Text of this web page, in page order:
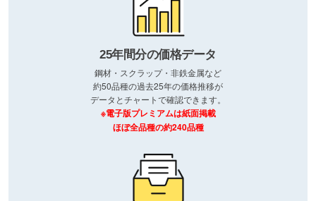
25年間分の価格データ
鋼材・スクラップ・非鉄金属など
約50品種の過去25年の価格推移が
データとチャートで確認できます。
※電子版プレミアムは紙面掲載
ほぼ全品種の約240品種